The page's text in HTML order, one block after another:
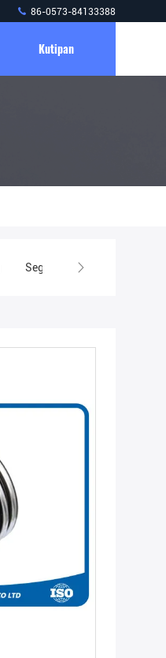
86-0573-84133388
Kutipan
Segel Mekanis Tunggal